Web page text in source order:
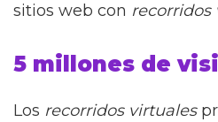
sitios web con recorridos
5 millones de
Los recorridos virtuales